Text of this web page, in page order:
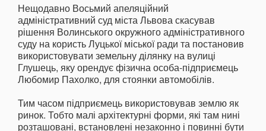
Нещодавно Восьмий апеляційний
адміністративний суд міста Львова скасував
рішення Волинського окружного адміністративного
суду на користь Луцької міської ради та постановив
використовувати земельну ділянку на вулиці
Глушець, яку орендує фізична особа-підприємець
Любомир Пахолко, для стоянки автомобілів.
Тим часом підприємець використовував землю як
ринок. Тобто малі архітектурні форми, які там нині
розташовані, встановлені незаконно і повинні бути